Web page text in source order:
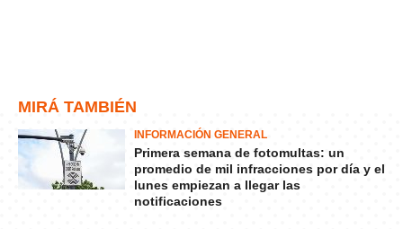
MIRÁ TAMBIÉN
INFORMACIÓN GENERAL
Primera semana de fotomultas: un
promedio de mil infracciones por día y el
lunes empiezan a llegar las
notificaciones